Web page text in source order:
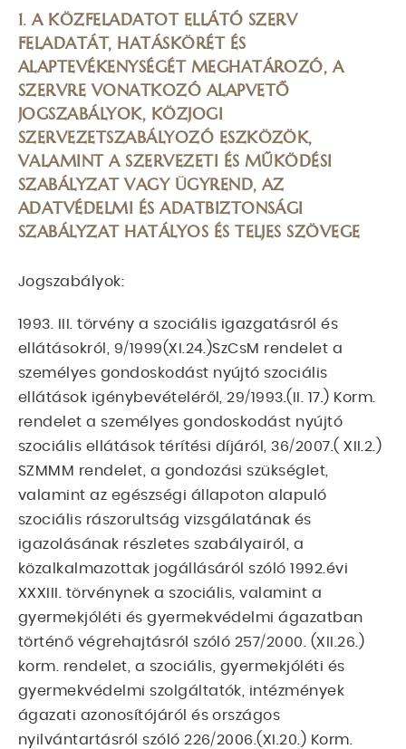
1. A KÖZFELADATOT ELLÁTÓ SZERV
FELADATÁT, HATÁSKÖRÉT ÉS
ALAPTEVÉKENYSÉGÉT MEGHATÁROZÓ, A
SZERVRE VONATKOZÓ ALAPVETŐ
JOGSZABÁLYOK, KÖZJOGI
SZERVEZETSZABÁLYOZÓ ESZKÖZÖK,
VALAMINT A SZERVEZETI ÉS MŰKÖDÉSI
SZABÁLYZAT VAGY ÜGYREND, AZ
ADATVÉDELMI ÉS ADATBIZTONSÁGI
SZABÁLYZAT HATÁLYOS ÉS TELJES SZÖVEGE
Jogszabályok:
1993. III. törvény a szociális igazgatásról és
ellátásokról, 9/1999(XI.24.)SzCsM rendelet a
személyes gondoskodást nyújtó szociális
ellátások igénybevételéről, 29/1993.(II. 17.) Korm.
rendelet a személyes gondoskodást nyújtó
szociális ellátások térítési díjáról, 36/2007.( XII.2.)
SZMMM rendelet, a gondozási szükséglet,
valamint az egészségi állapoton alapuló
szociális rászorultság vizsgálatának és
igazolásának részletes szabályairól, a
közalkalmazottak jogállásáról szóló 1992.évi
XXXIII. törvénynek a szociális, valamint a
gyermekjóléti és gyermekvédelmi ágazatban
történő végrehajtásról szóló 257/2000. (XII.26.)
korm. rendelet, a szociális, gyermekjóléti és
gyermekvédelmi szolgáltatók, intézmények
ágazati azonosítójáról és országos
nyilvántartásról szóló 226/2006.(XI.20.) Korm.